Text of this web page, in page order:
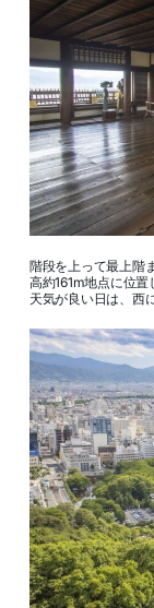
階段を上って最上階
高約161m地点に位
天気が良い日は、西